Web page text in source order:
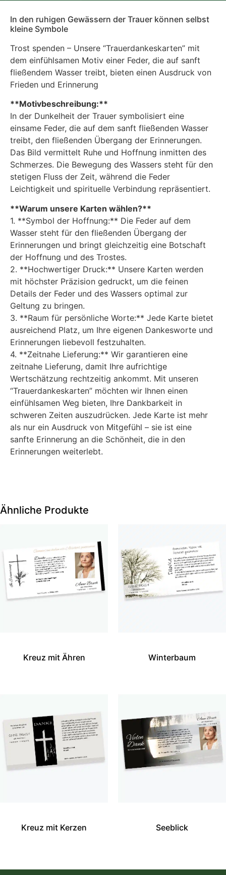
In den ruhigen Gewässern der Trauer können selbst
kleine Symbole
Trost spenden – Unsere “Trauerdankeskarten” mit
dem einfühlsamen Motiv einer Feder, die auf sanft
fließendem Wasser treibt, bieten einen Ausdruck von
Frieden und Erinnerung
**Motivbeschreibung:**
In der Dunkelheit der Trauer symbolisiert eine
einsame Feder, die auf dem sanft fließenden Wasser
treibt, den fließenden Übergang der Erinnerungen.
Das Bild vermittelt Ruhe und Hoffnung inmitten des
Schmerzes. Die Bewegung des Wassers steht für den
stetigen Fluss der Zeit, während die Feder
Leichtigkeit und spirituelle Verbindung repräsentiert.
**Warum unsere Karten wählen?**
1. **Symbol der Hoffnung:** Die Feder auf dem
Wasser steht für den fließenden Übergang der
Erinnerungen und bringt gleichzeitig eine Botschaft
der Hoffnung und des Trostes.
2. **Hochwertiger Druck:** Unsere Karten werden
mit höchster Präzision gedruckt, um die feinen
Details der Feder und des Wassers optimal zur
Geltung zu bringen.
3. **Raum für persönliche Worte:** Jede Karte bietet
ausreichend Platz, um Ihre eigenen Dankesworte und
Erinnerungen liebevoll festzuhalten.
4. **Zeitnahe Lieferung:** Wir garantieren eine
zeitnahe Lieferung, damit Ihre aufrichtige
Wertschätzung rechtzeitig ankommt. Mit unseren
“Trauerdankeskarten” möchten wir Ihnen einen
einfühlsamen Weg bieten, Ihre Dankbarkeit in
schweren Zeiten auszudrücken. Jede Karte ist mehr
als nur ein Ausdruck von Mitgefühl – sie ist eine
sanfte Erinnerung an die Schönheit, die in den
Erinnerungen weiterlebt.
Ähnliche Produkte
Kreuz mit Ähren Winterbaum
Kreuz mit Kerzen Seeblick